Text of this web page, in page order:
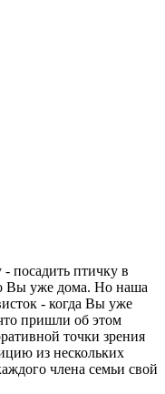
- посадить птичку в
Вы уже дома. Но наша
- когда Вы уже
пришли об этом
точки зрения
из нескольких
члена семьи свой